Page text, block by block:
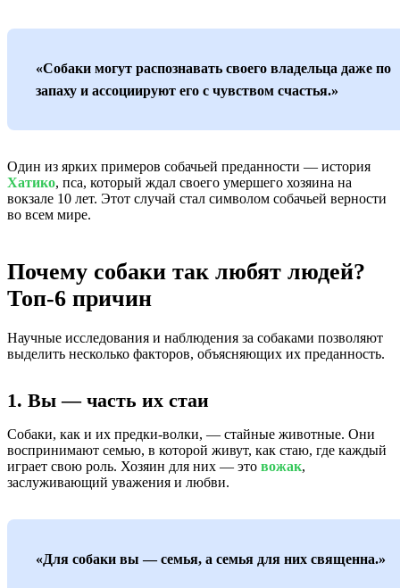
«Собаки могут распознавать своего владельца даже по
запаху и ассоциируют его с чувством счастья.»
Один из ярких примеров собачьей преданности — история
Хатико, пса, который ждал своего умершего хозяина на
вокзале 10 лет. Этот случай стал символом собачьей верности
во всем мире.
Почему собаки так любят людей?
Топ-6 причин
Научные исследования и наблюдения за собаками позволяют
выделить несколько факторов, объясняющих их преданность.
1. Вы — часть их стаи
Собаки, как и их предки-волки, — стайные животные. Они
воспринимают семью, в которой живут, как стаю, где каждый
играет свою роль. Хозяин для них — это вожак,
заслуживающий уважения и любви.
«Для собаки вы — семья, а семья для них священна.»